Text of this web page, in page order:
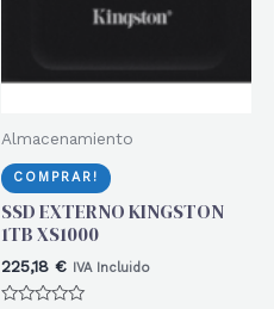
Almacenamiento
COMPRAR!
SSD EXTERNO KINGSTON
1TB XS1000
225,18 € IVA Incluido